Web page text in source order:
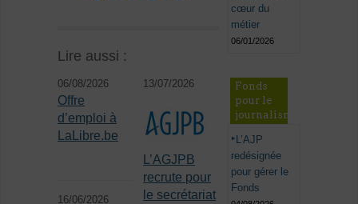
Lire aussi :
06/08/2026
Offre
d’emploi à
LaLibre.be
13/07/2026
L’AGJPB
recrute pour
le secrétariat
16/06/2026
cœur du
métier
06/01/2026
Fonds
pour le
journalisme
L’AJP
redésignée
pour gérer le
Fonds